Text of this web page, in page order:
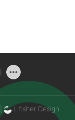
Lifisher Design